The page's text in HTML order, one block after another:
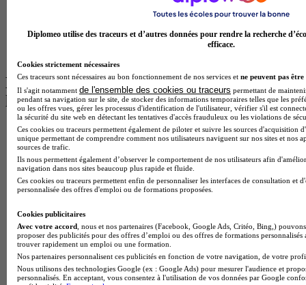
BTS Communication à Bordeaux
Master Psychologie à Angers
BTS Communication à Lyon
Les intitulés de diplôme par alternance
les plus recherchés
BTS Esf en alternance
BTS Dietetique en alternance
BTS Mco en alternance
BTS Pi en alternance
BTS Sp3s en alternance
Master CCA en alternance
BTS Sam en alternance
Cap Fleuriste en alternance
BTS Sio en alternance
MSc Marketing Digital en alternance
BTS Gpme en alternance
Cap Electricien en alternance
Diplomeo utilise des traceurs et d’autres données pour rendre la recherche
efficace.
Cookies strictement nécessaires
Ces traceurs sont nécessaires au bon fonctionnement de nos services et ne peuvent pas être
Il s'agit notamment de l'ensemble des cookies ou traceurs permettant de
pendant sa navigation sur le site, de stocker des informations temporaires telles que les
ou les offres vues, gérer les processus d'identification de l'utilisateur, vérifier s'il est
la sécurité du site web en détectant les tentatives d'accès frauduleux ou les violations de
Ces cookies ou traceurs permettent également de piloter et suivre les sources d'acquisition
unique permettant de comprendre comment nos utilisateurs naviguent sur nos sites et nos
sources de trafic.
Ils nous permettent également d’observer le comportement de nos utilisateurs afin
navigation dans nos sites beaucoup plus rapide et fluide.
Ces cookies ou traceurs permettent enfin de personnaliser les interfaces de consultation et
personnalisée des offres d'emploi ou de formations proposées.
Cookies publicitaires
Avec votre accord , nous et nos partenaires (Facebook, Google Ads, Critéo, Bing,)
proposer des publicités pour des offres d’emploi ou des offres de formations
trouver rapidement un emploi ou une formation.
Nos partenaires personnalisent ces publicités en fonction de votre navigation, de votre
Nous utilisons des technologies Google (ex : Google Ads) pour mesurer l'audience et
personnalisés. En acceptant, vous consentez à l'utilisation de vos données par Google